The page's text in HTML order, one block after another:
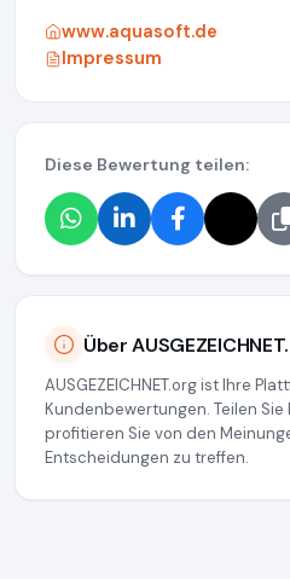
www.aquasoft.de
Impressum
Diese Bewertung teilen:
Über
AUSGEZEICHNET.org ist Ihre
Kundenbewertungen. Teilen Sie
profitieren Sie von den
Entscheidungen zu treffen.